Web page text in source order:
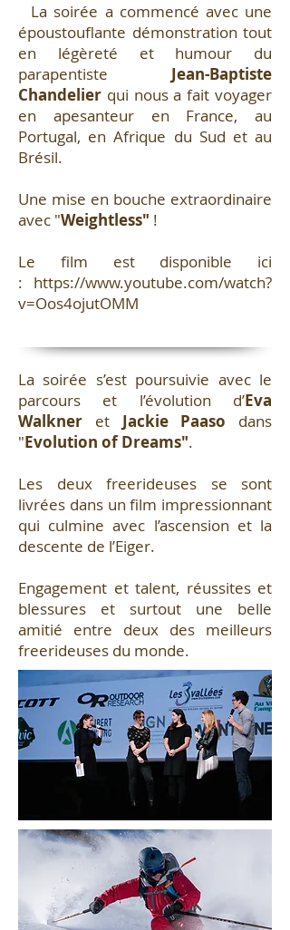
La soirée a commencé avec une
époustouflante démonstration tout
en légèreté et humour du
parapentiste Jean-Baptiste
Chandelier qui nous a fait voyager
en apesanteur en France, au
Portugal, en Afrique du Sud et au
Brésil.
Une mise en bouche extraordinaire
avec "Weightless" !
Le film est disponible ici
: https://www.youtube.com/watch?
v=Oos4ojutOMM
La soirée s’est poursuivie avec le
parcours et l’évolution d’Eva
Walkner et Jackie Paaso dans
"Evolution of Dreams".
Les deux freerideuses se sont
livrées dans un film impressionnant
qui culmine avec l’ascension et la
descente de l’Eiger.
Engagement et talent, réussites et
blessures et surtout une belle
amitié entre deux des meilleurs
freerideuses du monde.